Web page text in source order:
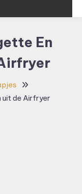
En
uit de Airfryer